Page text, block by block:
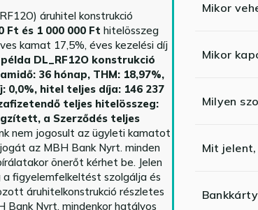
áruhitel konstrukció
Ft és 1 000 000 Ft hitelösszeg
kamat 17,5%, éves kezelési díj
DL_RF12O konstrukció
36 hónap, THM: 18,97%,
0,0%, hitel teljes díja: 146 237
teljes hitelösszeg:
a Szerződés teljes
nem jogosult az ügyleti kamatot
az MBH Bank Nyrt. minden
önerőt kérhet be. Jelen
figyelemfelkeltést szolgálja és
áruhitelkonstrukció részletes
Nyrt. mindenkor hatályos
Mikor
Mikor
Milyen
Mit